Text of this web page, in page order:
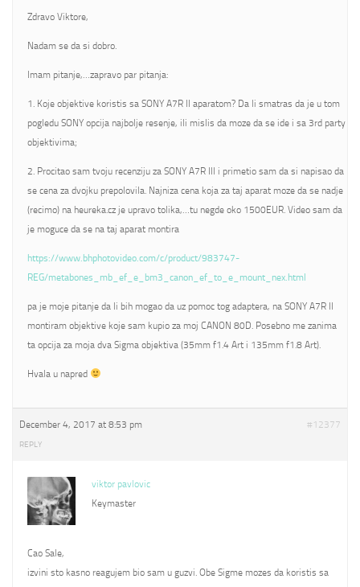
Zdravo Viktore,
Nadam se da si dobro.
Imam pitanje,…zapravo par pitanja:
1. Koje objektive koristis sa SONY A7R II aparatom? Da li smatras da je u tom
pogledu SONY opcija najbolje resenje, ili mislis da moze da se ide i sa 3rd party
objektivima;
2. Procitao sam tvoju recenziju za SONY A7R III i primetio sam da si napisao da
se cena za dvojku prepolovila. Najniza cena koja za taj aparat moze da se nadje
(recimo) na heureka.cz je upravo tolika,…tu negde oko 1500EUR. Video sam da
je moguce da se na taj aparat montira
https://www.bhphotovideo.com/c/product/983747-
REG/metabones_mb_ef_e_bm3_canon_ef_to_e_mount_nex.html
pa je moje pitanje da li bih mogao da uz pomoc tog adaptera, na SONY A7R II
montiram objektive koje sam kupio za moj CANON 80D. Posebno me zanima
ta opcija za moja dva Sigma objektiva (35mm f1.4 Art i 135mm f1.8 Art).
Hvala u napred
December 4, 2017 at 8:53 pm #12377
REPLY
viktor pavlovic
Keymaster
Cao Sale,
izvini sto kasno reagujem bio sam u guzvi. Obe Sigme mozes da koristis sa